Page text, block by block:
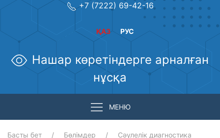
+7 (7222) 69-42-16
РУС
ҚАЗ
Нашар көретіндерге арналған
нұсқа
МЕНЮ
Басты бет Бөлімдер
Сәулелік диагностика